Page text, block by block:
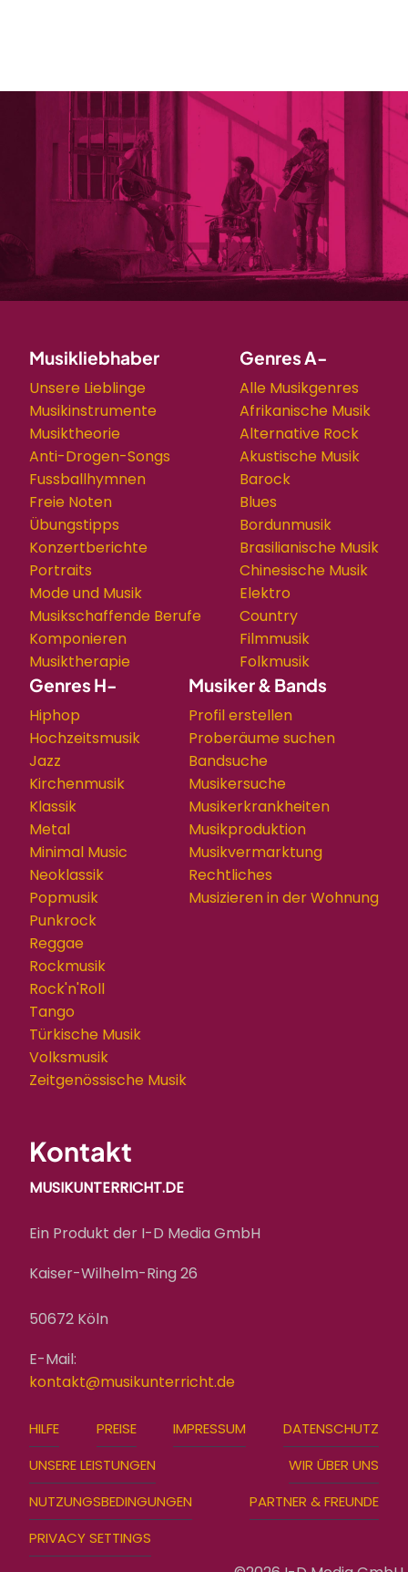
Musikliebhaber
Unsere Lieblinge
Musikinstrumente
Musiktheorie
Anti-Drogen-Songs
Fussballhymnen
Freie Noten
Übungstipps
Konzertberichte
Portraits
Mode und Musik
Musikschaffende Berufe
Komponieren
Musiktherapie
Genres A-
Alle Musikgenres
Afrikanische Musik
Alternative Rock
Akustische Musik
Barock
Blues
Bordunmusik
Brasilianische Musik
Chinesische Musik
Elektro
Country
Filmmusik
Folkmusik
Genres H-
Hiphop
Hochzeitsmusik
Jazz
Kirchenmusik
Klassik
Metal
Minimal Music
Neoklassik
Popmusik
Punkrock
Reggae
Rockmusik
Rock'n'Roll
Tango
Türkische Musik
Volksmusik
Zeitgenössische Musik
Musiker & Bands
Profil erstellen
Proberäume suchen
Bandsuche
Musikersuche
Musikerkrankheiten
Musikproduktion
Musikvermarktung
Rechtliches
Musizieren in der Wohnung
Kontakt
MUSIKUNTERRICHT.DE
Ein Produkt der I-D Media GmbH
Kaiser-Wilhelm-Ring 26
50672 Köln
E-Mail:
kontakt@musikunterricht.de
FOOTER
MENU
HILFE PREISE IMPRESSUM
DATENSCHUTZ
UNSERE LEISTUNGEN
WIR ÜBER UNS
NUTZUNGSBEDINGUNGEN
PARTNER & FREUNDE
PRIVACY SETTINGS